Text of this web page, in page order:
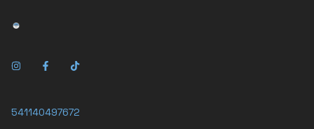
541140497672